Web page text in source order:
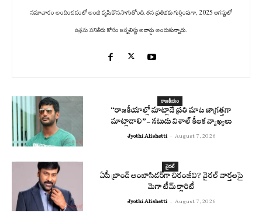
సమాచారం అందించడంలో అంజి కృషి కొనసాగుతోంది. తన ప్రతిభకు గుర్తింపుగా, 2025 ఆగస్టులో
ఉత్తమ పనితీరు కోసం జర్నలిస్టు అవార్డు అందుకున్నారు.
రాజకీయం
“రాజకీయాల్లో మాట్లాడే ప్రతి మాట జాగ్రత్తగా
మాట్లాడాలి”- నటుడు విశాల్ కీలక వ్యాఖ్యలు
Jyothi Alishetti - August 7, 2026
వైరల్
ఏపీ బ్రాండ్ అంబాసిడర్‌గా చిరంజీవి? వైరల్ వార్తలపై
మెగా టీమ్ క్లారిటీ
Jyothi Alishetti - August 7, 2026